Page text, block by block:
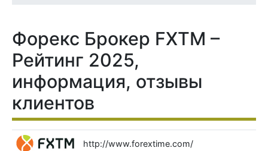
Форекс Брокер FXTM –
Рейтинг 2025,
информация, отзывы
клиентов
http://www.forextime.com/